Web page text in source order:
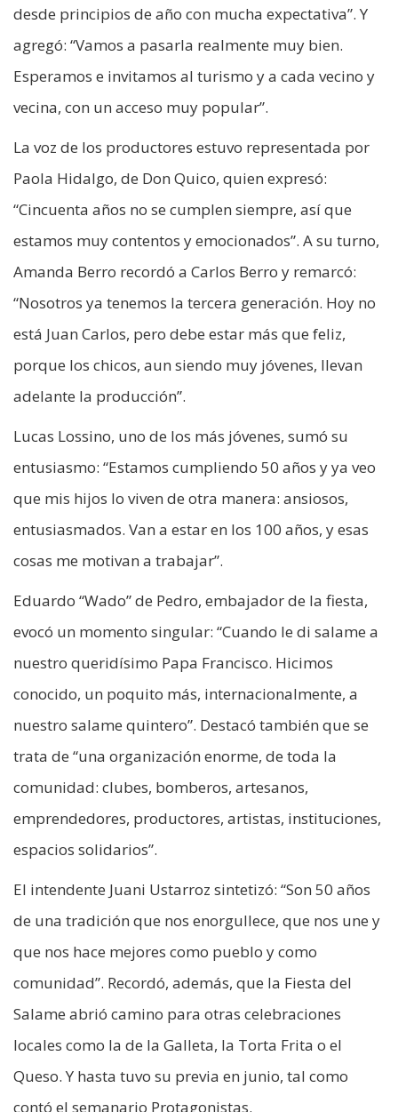
desde principios de año con mucha expectativa”. Y
agregó: “Vamos a pasarla realmente muy bien.
Esperamos e invitamos al turismo y a cada vecino y
vecina, con un acceso muy popular”.
La voz de los productores estuvo representada por
Paola Hidalgo, de Don Quico, quien expresó:
“Cincuenta años no se cumplen siempre, así que
estamos muy contentos y emocionados”. A su turno,
Amanda Berro recordó a Carlos Berro y remarcó:
“Nosotros ya tenemos la tercera generación. Hoy no
está Juan Carlos, pero debe estar más que feliz,
porque los chicos, aun siendo muy jóvenes, llevan
adelante la producción”.
Lucas Lossino, uno de los más jóvenes, sumó su
entusiasmo: “Estamos cumpliendo 50 años y ya veo
que mis hijos lo viven de otra manera: ansiosos,
entusiasmados. Van a estar en los 100 años, y esas
cosas me motivan a trabajar”.
Eduardo “Wado” de Pedro, embajador de la fiesta,
evocó un momento singular: “Cuando le di salame a
nuestro queridísimo Papa Francisco. Hicimos
conocido, un poquito más, internacionalmente, a
nuestro salame quintero”. Destacó también que se
trata de “una organización enorme, de toda la
comunidad: clubes, bomberos, artesanos,
emprendedores, productores, artistas, instituciones,
espacios solidarios”.
El intendente Juani Ustarroz sintetizó: “Son 50 años
de una tradición que nos enorgullece, que nos une y
que nos hace mejores como pueblo y como
comunidad”. Recordó, además, que la Fiesta del
Salame abrió camino para otras celebraciones
locales como la de la Galleta, la Torta Frita o el
Queso. Y hasta tuvo su previa en junio, tal como
contó el semanario Protagonistas.